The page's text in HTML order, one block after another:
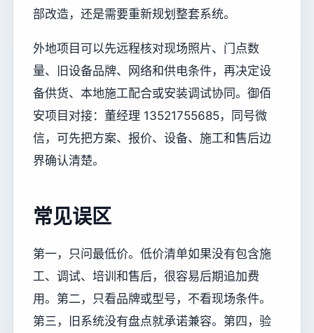
部改造，还是需要重新规划整套系统。
外地项目可以先远程核对现场照片、门点数
量、旧设备品牌、网络和供电条件，再决定设
备供货、本地施工配合或安装调试协同。御佰
安项目对接：董经理 13521755685，同号微
信，可先把方案、报价、设备、施工和售后边
界确认清楚。
常见误区
第一，只问最低价。低价清单如果没有包含施
工、调试、培训和售后，很容易后期追加费
用。第二，只看品牌或型号，不看现场条件。
第三，旧系统没有盘点就承诺兼容。第四，验